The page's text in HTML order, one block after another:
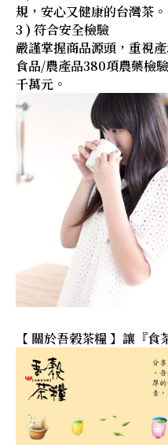
規，安心又健康的台灣茶。
3 ) 符合安全檢驗
嚴謹掌握商品源頭，重視
食品/農產品380項農藥檢
千萬元。
【 關於吾榖茶糧 】讓『